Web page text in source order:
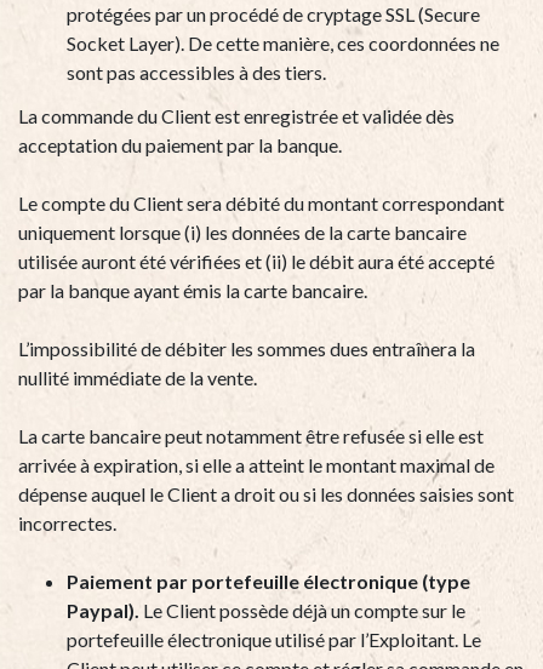
protégées par un procédé de cryptage SSL (Secure
Socket Layer). De cette manière, ces coordonnées ne
sont pas accessibles à des tiers.
La commande du Client est enregistrée et validée dès
acceptation du paiement par la banque.
Le compte du Client sera débité du montant correspondant
uniquement lorsque (i) les données de la carte bancaire
utilisée auront été vérifiées et (ii) le débit aura été accepté
par la banque ayant émis la carte bancaire.
L’impossibilité de débiter les sommes dues entraînera la
nullité immédiate de la vente.
La carte bancaire peut notamment être refusée si elle est
arrivée à expiration, si elle a atteint le montant maximal de
dépense auquel le Client a droit ou si les données saisies sont
incorrectes.
Paiement par portefeuille électronique (type
Paypal). Le Client possède déjà un compte sur le
portefeuille électronique utilisé par l’Exploitant. Le